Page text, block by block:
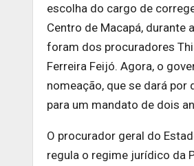
escolha do cargo de
Centro de Macapá, durante
foram dos procuradores
Ferreira Feijó. Agora, o
nomeação, que se dará
para um mandato de dois
O procurador geral do
regula o regime jurídico da